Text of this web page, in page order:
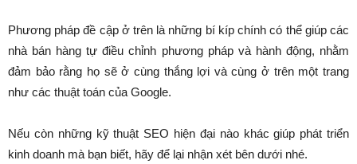
Phương pháp đề cập ở trên là những bí kíp chính có thể giúp các
nhà bán hàng tự điều chỉnh phương pháp và hành động, nhằm
đảm bảo rằng họ sẽ ở cùng thắng lợi và cùng ở trên một trang
như các thuật toán của Google.
Nếu còn những kỹ thuật SEO hiện đại nào khác giúp phát triển
kinh doanh mà bạn biết, hãy để lại nhận xét bên dưới nhé.